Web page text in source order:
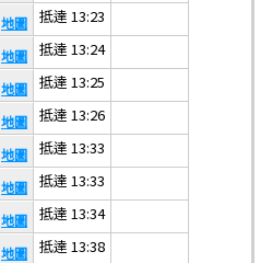
地圖 抵達 13:23
地圖 抵達 13:24
地圖 抵達 13:25
地圖 抵達 13:26
地圖 抵達 13:33
地圖 抵達 13:33
地圖 抵達 13:34
地圖 抵達 13:38